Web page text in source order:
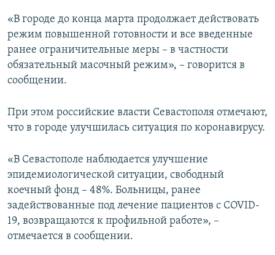
«В городе до конца марта продолжает действовать
режим повышенной готовности и все введенные
ранее ограничительные меры – в частности
обязательный масочный режим», – говорится в
сообщении.
При этом российские власти Севастополя отмечают,
что в городе улучшилась ситуация по коронавирусу.
«В Севастополе наблюдается улучшение
эпидемиологической ситуации, свободный
коечный фонд – 48%. Больницы, ранее
задействованные под лечение пациентов с COVID-
19, возвращаются к профильной работе», –
отмечается в сообщении.